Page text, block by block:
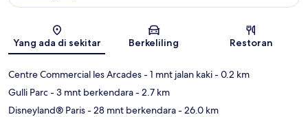
Yang ada di sekitar Berkeliling Restoran
Centre Commercial les Arcades- 1 mnt jalan kaki- 0.2 km
Gulli Parc- 3 mnt berkendara- 2.7 km
Disneyland® Paris- 28 mnt berkendara- 26.0 km